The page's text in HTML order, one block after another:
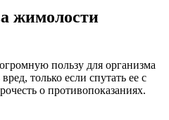
жимолости
пользу для организма
только если спутать ее с
о противопоказаниях.